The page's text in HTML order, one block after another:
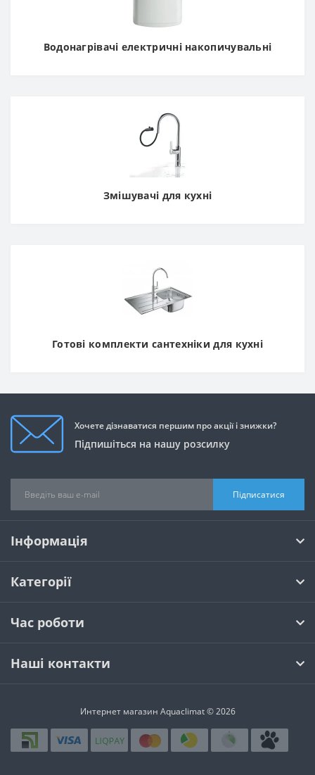
Водонагрівачі електричні накопичувальні
Змішувачі для кухні
Готові комплекти сантехніки для кухні
Хочете дізнаватися першим про акції і знижки?
Підпишіться на нашу розсилку
Підписатися
Інформація
Категорії
Час роботи
Наші контакти
Интернет магазин Aquaclimat © 2026